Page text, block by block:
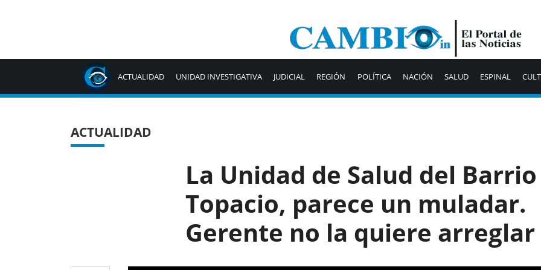
ACTUALIDAD UNIDAD INVESTIGATIVA JUDICIAL REGIÓN POLÍTICA NACIÓN SALUD ESPINAL
ACTUALIDAD
La Unidad de Salud del Barrio
Topacio, parece un muladar.
Gerente no la quiere arreglar